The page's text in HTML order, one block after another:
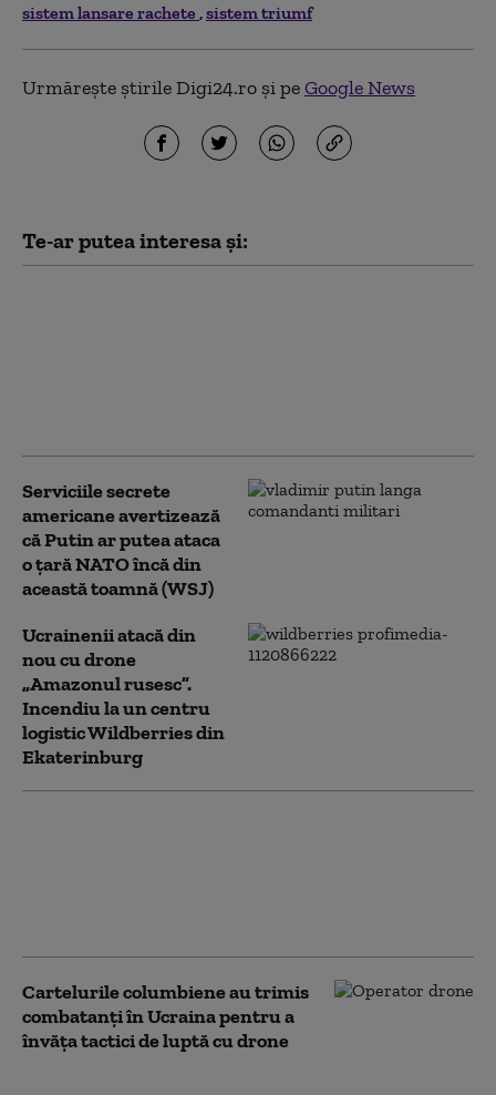
sistem lansare rachete sistem triumf
Urmărește știrile Digi24.ro și peGoogle News
Te-ar putea interesa și:
Serviciile secrete
americane avertizează
că Putin ar putea ataca
o țară NATO încă din
această toamnă (WSJ)
Ucrainenii atacă din
nou cu drone
„Amazonul rusesc”.
Incendiu la un centru
logistic Wildberries din
Ekaterinburg
Cartelurile columbiene au trimis
combatanți în Ucraina pentru a
învăța tactici de luptă cu drone